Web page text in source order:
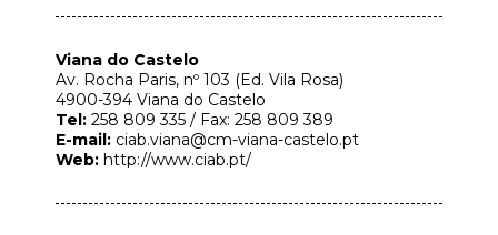
Viana do Castelo
Av. Rocha Paris, nº 103 (Ed. Vila Rosa)
4900-394 Viana do Castelo
Tel: 258 809 335 / Fax: 258 809 389
E-mail: ciab.viana@cm-viana-castelo.pt
Web: http://www.ciab.pt/